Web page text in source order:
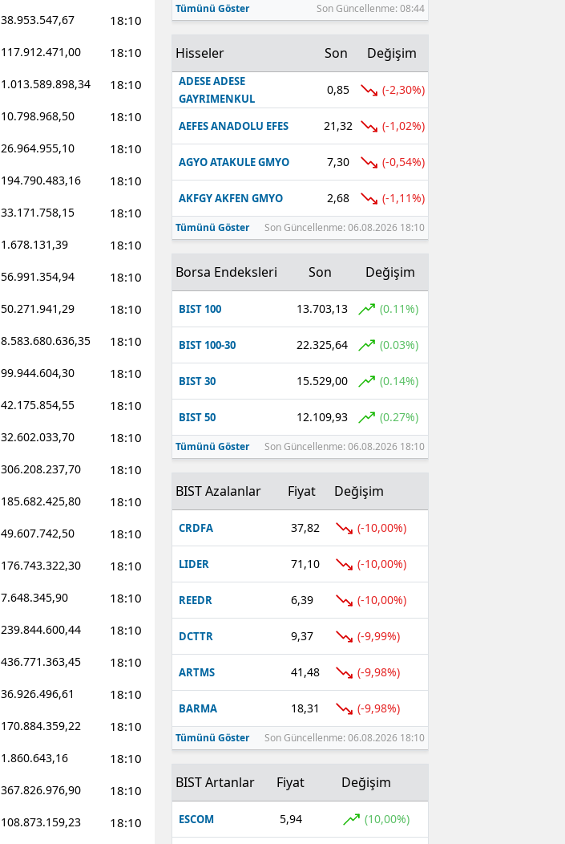
Mersin
İstanbul
İzmir
Kars
Kastamonu
Kayseri
Kırklareli
Kırşehir
Kocaeli
Konya
Kütahya
Malatya
Manisa
Kahramanmaraş
Mardin
Muğla
Muş
Nevşehir
Niğde
38.953.547,67 18:10
117.912.471,00 18:10
1.013.589.898,34 18:10
10.798.968,50 18:10
26.964.955,10 18:10
194.790.483,16 18:10
33.171.758,15 18:10
1.678.131,39 18:10
56.991.354,94 18:10
50.271.941,29 18:10
8.583.680.636,35 18:10
99.944.604,30 18:10
42.175.854,55 18:10
32.602.033,70 18:10
306.208.237,70 18:10
185.682.425,80 18:10
49.607.742,50 18:10
176.743.322,30 18:10
7.648.345,90 18:10
239.844.600,44 18:10
436.771.363,45 18:10
36.926.496,61 18:10
170.884.359,22 18:10
1.860.643,16 18:10
367.826.976,90 18:10
108.873.159,23 18:10
Tümünü Göster Son Güncellenme: 08:44
Hisseler Son Değişim
ADESE ADESE
GAYRIMENKUL
0,85 (-2,30%)
AEFES ANADOLU EFES 21,32 (-1,02%)
AGYO ATAKULE GMYO 7,30 (-0,54%)
AKFGY AKFEN GMYO 2,68 (-1,11%)
Tümünü Göster Son Güncellenme: 06.08.2026 18:10
Borsa Endeksleri Son Değişim
BIST 100 13.703,13 (0.11%)
BIST 100-30 22.325,64 (0.03%)
BIST 30 15.529,00 (0.14%)
BIST 50 12.109,93 (0.27%)
Tümünü Göster Son Güncellenme: 06.08.2026 18:10
BIST Azalanlar Fiyat Değişim
CRDFA 37,82 (-10,00%)
LIDER 71,10 (-10,00%)
REEDR 6,39 (-10,00%)
DCTTR 9,37 (-9,99%)
ARTMS 41,48 (-9,98%)
BARMA 18,31 (-9,98%)
Tümünü Göster Son Güncellenme: 06.08.2026 18:10
BIST Artanlar Fiyat Değişim
ESCOM 5,94 (10,00%)